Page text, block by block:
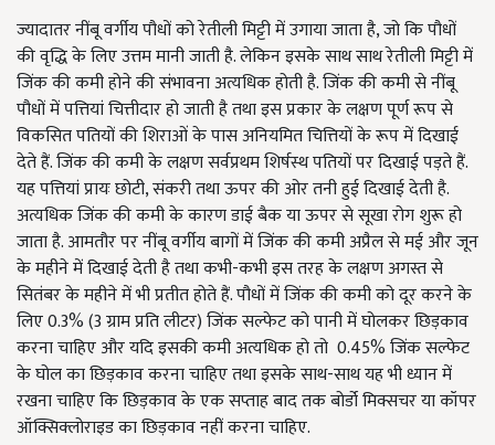
ज्यादातर नींबू वर्गीय पौधों को रेतीली मिट्टी में उगाया जाता है, जो कि पौधों
की वृद्धि के लिए उत्तम मानी जाती है. लेकिन इसके साथ साथ रेतीली मिट्टी में
जिंक की कमी होने की संभावना अत्यधिक होती है. जिंक की कमी से नींबू
पौधों में पत्तियां चित्तीदार हो जाती है तथा इस प्रकार के लक्षण पूर्ण रूप से
विकसित पतियों की शिराओं के पास अनियमित चित्तियों के रूप में दिखाई
देते हैं. जिंक की कमी के लक्षण सर्वप्रथम शिर्षस्थ पतियों पर दिखाई पड़ते हैं.
यह पत्तियां प्रायः छोटी, संकरी तथा ऊपर की ओर तनी हुई दिखाई देती है.
अत्यधिक जिंक की कमी के कारण डाई बैक या ऊपर से सूखा रोग शुरू हो
जाता है. आमतौर पर नींबू वर्गीय बागों में जिंक की कमी अप्रैल से मई और जून
के महीने में दिखाई देती है तथा कभी-कभी इस तरह के लक्षण अगस्त से
सितंबर के महीने में भी प्रतीत होते हैं. पौधों में जिंक की कमी को दूर करने के
लिए 0.3% (3 ग्राम प्रति लीटर) जिंक सल्फेट को पानी में घोलकर छिड़काव
करना चाहिए और यदि इसकी कमी अत्यधिक हो तो 0.45% जिंक सल्फेट
के घोल का छिड़काव करना चाहिए तथा इसके साथ-साथ यह भी ध्यान में
रखना चाहिए कि छिड़काव के एक सप्ताह बाद तक बोर्डो मिक्सचर या कॉपर
ऑक्सिक्लोराइड का छिड़काव नहीं करना चाहिए.